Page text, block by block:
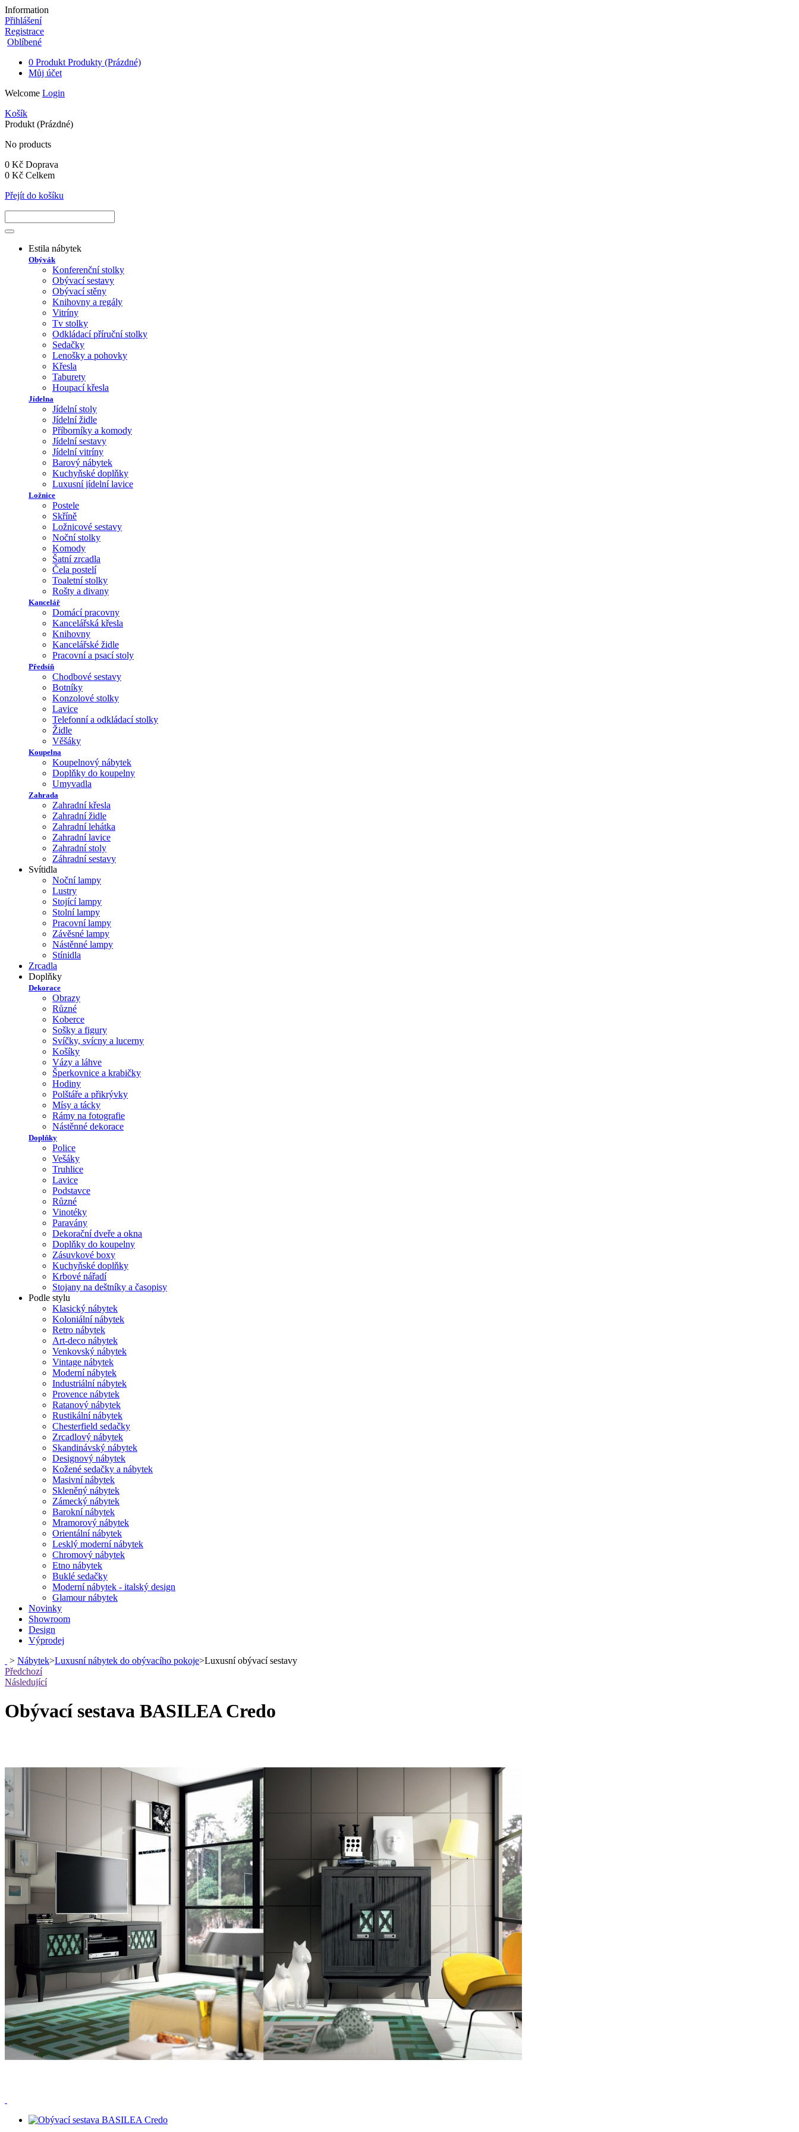
Information
Přihlášení
Registrace
Oblíbené
0 Produkt Produkty (Prázdné)
Můj účet
Welcome Login
Košík
Produkt (Prázdné)
No products
0 Kč Doprava
0 Kč Celkem
Přejít do košíku
Estila nábytek
Obývák
Konferenční stolky
Obývací sestavy
Obývací stěny
Knihovny a regály
Vitríny
Tv stolky
Odkládací příruční stolky
Sedačky
Lenošky a pohovky
Křesla
Taburety
Houpací křesla
Jídelna
Jídelní stoly
Jídelní židle
Příborníky a komody
Jídelní sestavy
Jídelní vitríny
Barový nábytek
Kuchyňské doplňky
Luxusní jídelní lavice
Ložnice
Postele
Skříně
Ložnicové sestavy
Noční stolky
Komody
Šatní zrcadla
Čela postelí
Toaletní stolky
Rošty a divany
Kancelář
Domácí pracovny
Kancelářská křesla
Knihovny
Kancelářské židle
Pracovní a psací stoly
Předsíň
Chodbové sestavy
Botníky
Konzolové stolky
Lavice
Telefonní a odkládací stolky
Židle
Věšáky
Koupelna
Koupelnový nábytek
Doplňky do koupelny
Umyvadla
Zahrada
Zahradní křesla
Zahradní židle
Zahradní lehátka
Zahradní lavice
Zahradní stoly
Záhradní sestavy
Svítidla
Noční lampy
Lustry
Stojící lampy
Stolní lampy
Pracovní lampy
Závěsné lampy
Nástěnné lampy
Stínidla
Zrcadla
Doplňky
Dekorace
Obrazy
Různé
Koberce
Sošky a figury
Svíčky, svícny a lucerny
Košíky
Vázy a láhve
Šperkovnice a krabičky
Hodiny
Polštáře a přikrývky
Mísy a tácky
Rámy na fotografie
Nástěnné dekorace
Doplňky
Police
Vešáky
Truhlice
Lavice
Podstavce
Různé
Vinotéky
Paravány
Dekorační dveře a okna
Doplňky do koupelny
Zásuvkové boxy
Kuchyňské doplňky
Krbové nářadí
Stojany na deštníky a časopisy
Podle stylu
Klasický nábytek
Koloniální nábytek
Retro nábytek
Art-deco nábytek
Venkovský nábytek
Vintage nábytek
Moderní nábytek
Industriální nábytek
Provence nábytek
Ratanový nábytek
Rustikální nábytek
Chesterfield sedačky
Zrcadlový nábytek
Skandinávský nábytek
Designový nábytek
Kožené sedačky a nábytek
Masivní nábytek
Skleněný nábytek
Zámecký nábytek
Barokní nábytek
Mramorový nábytek
Orientální nábytek
Lesklý moderní nábytek
Chromový nábytek
Etno nábytek
Buklé sedačky
Moderní nábytek - italský design
Glamour nábytek
Novinky
Showroom
Design
Výprodej
> Nábytek>Luxusní nábytek do obývacího pokoje>Luxusní obývací sestavy
Předchozí
Následující
Obývací sestava BASILEA Credo